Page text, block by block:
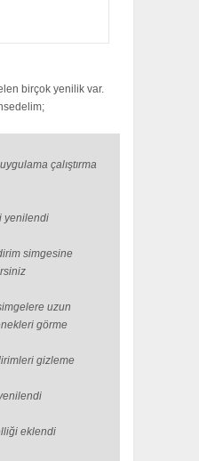
birçok yenilik var.
çalıştırma
yenilendi
simgesine
uzun
görme
gizleme
eklendi